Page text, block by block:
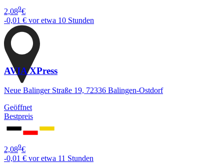
2,089€
-0,01 € vor etwa 10 Stunden
AVIA XPress
Neue Balinger Straße 19, 72336 Balingen-Ostdorf
Geöffnet
Bestpreis
2,089€
-0,01 € vor etwa 11 Stunden